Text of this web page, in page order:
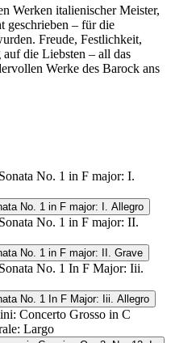
Werken italienischer Meister,
geschrieben – für die
Freude, Festlichkeit,
die Liebsten – all das
Werke des Barock ans
No. 1 in F major: I.
No. 1 in F major: I. Allegro
No. 1 in F major: II.
No. 1 in F major: II. Grave
No. 1 In F Major: Iii.
No. 1 In F Major: Iii. Allegro
: Concerto Grosso in C
Largo